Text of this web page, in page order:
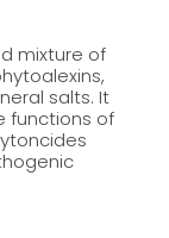
mixture of
salts. It
functions of